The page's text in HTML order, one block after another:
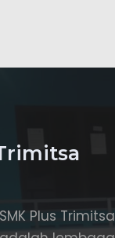
SMK Plus Trimitsa